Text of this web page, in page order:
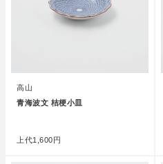
高山
青海波文 桔梗小皿
上代1,600円